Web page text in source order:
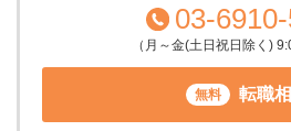
03-
（月～金(土日祝日除く)
無料 転職